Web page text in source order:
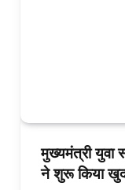
मुख्यमंत्री युवा
ने शुरू किया खुद